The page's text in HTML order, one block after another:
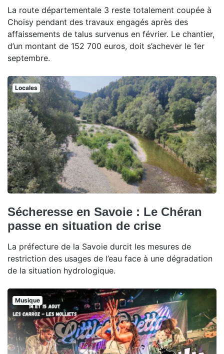
La route départementale 3 reste totalement coupée à
Choisy pendant des travaux engagés après des
affaissements de talus survenus en février. Le chantier,
d’un montant de 152 700 euros, doit s’achever le 1er
septembre.
Locales
Sécheresse en Savoie : Le Chéran
passe en situation de crise
La préfecture de la Savoie durcit les mesures de
restriction des usages de l’eau face à une dégradation
de la situation hydrologique.
Musique